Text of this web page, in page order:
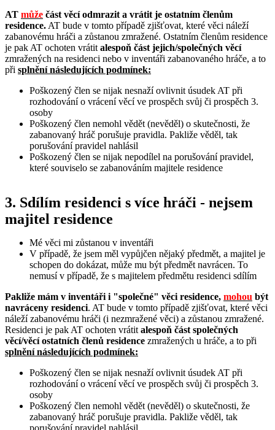
AT může část věcí odmrazit a vrátit je ostatním členům
residence. AT bude v tomto případě zjišťovat, které věci náleží
zabanovému hráči a zůstanou zmražené. Ostatním členům residence
je pak AT ochoten vrátit alespoň část jejich/společných věcí
zmražených na residenci nebo v inventáři zabanovaného hráče, a to
při splnění následujících podmínek:
Poškozený člen se nijak nesnaží ovlivnit úsudek AT při
rozhodování o vrácení věcí ve prospěch svůj či prospěch 3.
osoby
Poškozený člen nemohl vědět (nevěděl) o skutečnosti, že
zabanovaný hráč porušuje pravidla. Pakliže věděl, tak
porušování pravidel nahlásil
Poškozený člen se nijak nepodílel na porušování pravidel,
které souviselo se zabanováním majitele residence
3. Sdílím residenci s více hráči - nejsem
majitel residence
Mé věci mi zůstanou v inventáři
V případě, že jsem měl vypůjčen nějaký předmět, a majitel je
schopen do dokázat, může mu být předmět navrácen. To
nemusí v případě, že s majitelem předmětu residenci sdílím
Pakliže mám v inventáři i "společné" věci residence, mohou být
navráceny residenci. AT bude v tomto případě zjišťovat, které věci
náleží zabanovému hráči (i nezmražené věci) a zůstanou zmražené.
Residenci je pak AT ochoten vrátit alespoň část společných
věcí/věcí ostatních členů residence zmražených u hráče, a to při
splnění následujících podmínek:
Poškozený člen se nijak nesnaží ovlivnit úsudek AT při
rozhodování o vrácení věcí ve prospěch svůj či prospěch 3.
osoby
Poškozený člen nemohl vědět (nevěděl) o skutečnosti, že
zabanovaný hráč porušuje pravidla. Pakliže věděl, tak